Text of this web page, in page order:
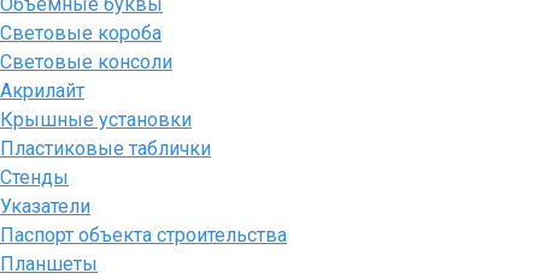
Световые короба
Световые консоли
Акрилайт
Крышные установки
Пластиковые таблички
Стенды
Указатели
Паспорт объекта строительства
Планшеты